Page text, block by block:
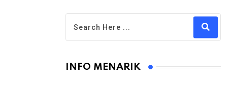
INFO MENARIK